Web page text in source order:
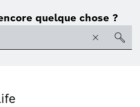
quelque chose ?